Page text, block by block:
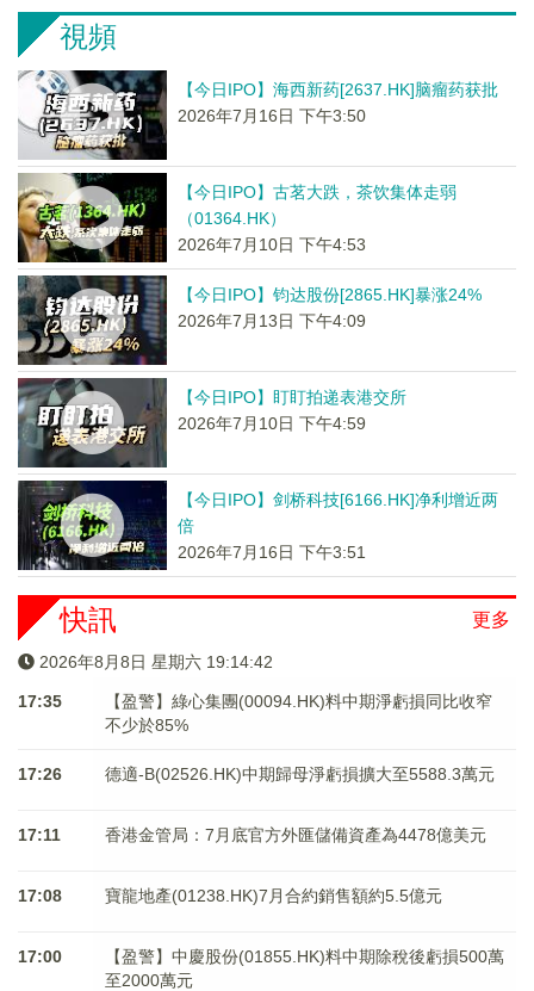
視頻
【今日IPO】海西新药[2637.HK]脑瘤药获批
2026年7月16日 下午3:50
【今日IPO】古茗大跌，茶饮集体走弱
（01364.HK）
2026年7月10日 下午4:53
【今日IPO】钧达股份[2865.HK]暴涨24%
2026年7月13日 下午4:09
【今日IPO】盯盯拍递表港交所
2026年7月10日 下午4:59
【今日IPO】剑桥科技[6166.HK]净利增近两
倍
2026年7月16日 下午3:51
更多
快訊
2026年8月8日 星期六 19:14:43
17:35
【盈警】綠心集團(00094.HK)料中期淨虧損同比收窄
不少於85%
17:26 德適-B(02526.HK)中期歸母淨虧損擴大至5588.3萬元
17:11 香港金管局：7月底官方外匯儲備資產為4478億美元
17:08 寶龍地產(01238.HK)7月合約銷售額約5.5億元
17:00
【盈警】中慶股份(01855.HK)料中期除稅後虧損500萬
至2000萬元